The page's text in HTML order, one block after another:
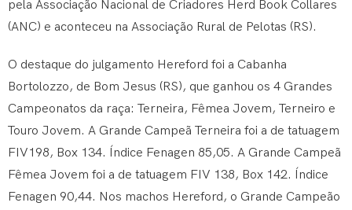
pela Associação Nacional de Criadores Herd Book Collares
(ANC) e aconteceu na Associação Rural de Pelotas (RS).
O destaque do julgamento Hereford foi a Cabanha
Bortolozzo, de Bom Jesus (RS), que ganhou os 4 Grandes
Campeonatos da raça: Terneira, Fêmea Jovem, Terneiro e
Touro Jovem. A Grande Campeã Terneira foi a de tatuagem
FIV198, Box 134. Índice Fenagen 85,05. A Grande Campeã
Fêmea Jovem foi a de tatuagem FIV 138, Box 142. Índice
Fenagen 90,44. Nos machos Hereford, o Grande Campeão